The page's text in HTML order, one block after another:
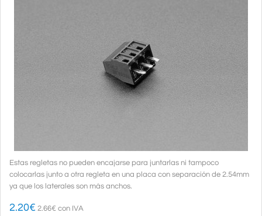
Estas regletas no pueden encajarse para juntarlas ni tampoco
colocarlas junto a otra regleta en una placa con separación de 2.54mm
ya que los laterales son más anchos.
2.20€ 2.66€ con IVA